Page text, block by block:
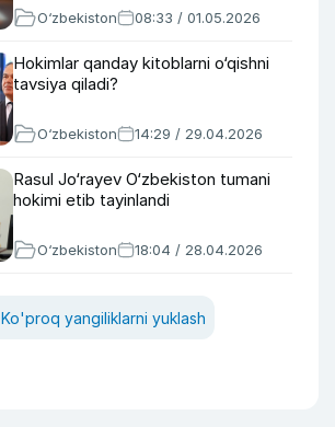
O‘zbekiston 08:33 / 01.05.2026
Hokimlar qanday kitoblarni o‘qishni
tavsiya qiladi?
O‘zbekiston 14:29 / 29.04.2026
Rasul Jo‘rayev O‘zbekiston tumani
hokimi etib tayinlandi
O‘zbekiston 18:04 / 28.04.2026
Ko'proq yangiliklarni yuklash